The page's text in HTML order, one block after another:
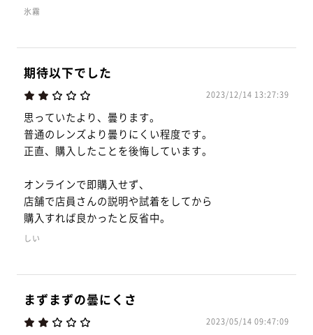
氷霧
期待以下でした
2023/12/14 13:27:39
思っていたより、曇ります。
普通のレンズより曇りにくい程度です。
正直、購入したことを後悔しています。
オンラインで即購入せず、
店舗で店員さんの説明や試着をしてから
購入すれば良かったと反省中。
しい
まずまずの曇にくさ
2023/05/14 09:47:09